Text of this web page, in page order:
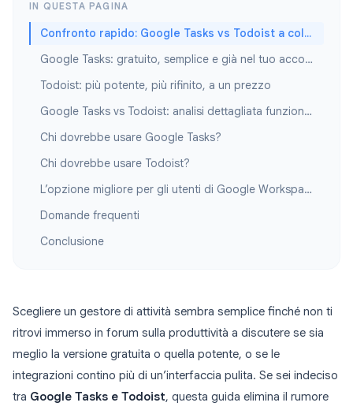
IN QUESTA PAGINA
Confronto rapido: Google Tasks vs Todoist a colpo d’occhio
Google Tasks: gratuito, semplice e già nel tuo account Google
Todoist: più potente, più rifinito, a un prezzo
Google Tasks vs Todoist: analisi dettagliata funzionalità per funzionalità
Chi dovrebbe usare Google Tasks?
Chi dovrebbe usare Todoist?
L’opzione migliore per gli utenti di Google Workspace: Google Tasks + TasksBoard
Domande frequenti
Conclusione
Scegliere un gestore di attività sembra semplice finché non ti
ritrovi immerso in forum sulla produttività a discutere se sia
meglio la versione gratuita o quella potente, o se le
integrazioni contino più di un’interfaccia pulita. Se sei indeciso
tra Google Tasks e Todoist, questa guida elimina il rumore